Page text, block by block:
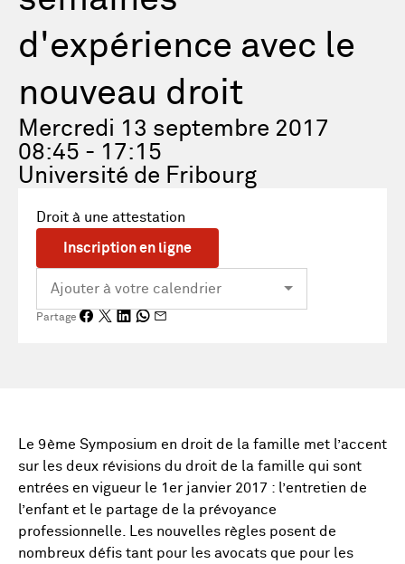
d'expérience avec le
nouveau droit
Mercredi 13 septembre 2017
08:45 - 17:15
Université de Fribourg
Droit à une attestation
Inscription en ligne
Partage
Le 9ème Symposium en droit de la famille met l’accent
sur les deux révisions du droit de la famille qui sont
entrées en vigueur le 1er janvier 2017 : l’entretien de
l’enfant et le partage de la prévoyance
professionnelle. Les nouvelles règles posent de
nombreux défis tant pour les avocats que pour les